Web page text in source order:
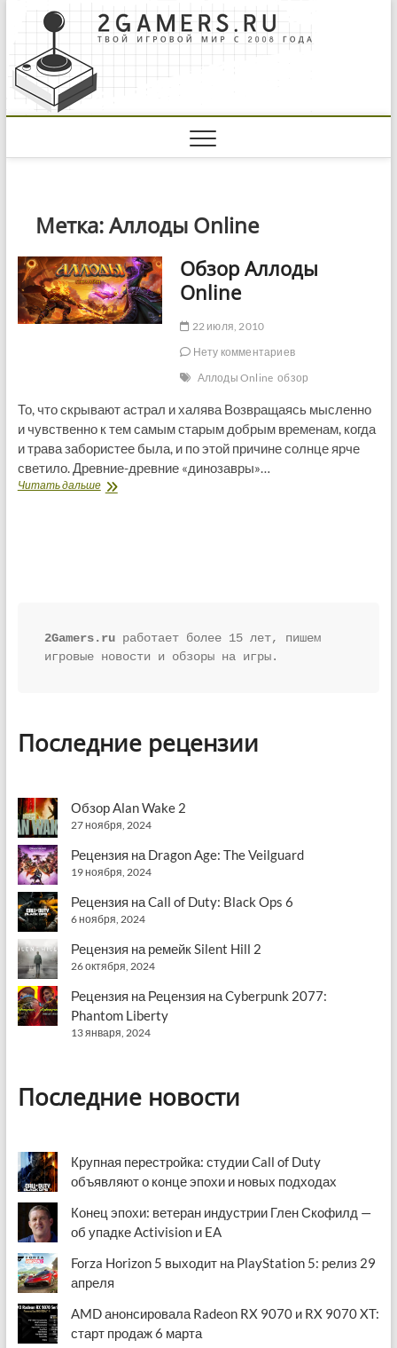
content
Метка:Аллоды Online
Обзор Аллоды
Online
22 июля, 2010
Нету комментариев
Аллоды Online обзор
То, что скрывают астрал и халява Возвращаясь мысленно
и чувственно к тем самым старым добрым временам, когда
и трава забористее была, и по этой причине солнце ярче
светило. Древние-древние «динозавры»…
Читать дальшеОбзор
2Gamers.ru работает более 15 лет, пишем
игровые новости и обзоры на игры.
Последние рецензии
Обзор Alan Wake 2
27 ноября, 2024
Рецензия на Dragon Age: The Veilguard
19 ноября, 2024
Рецензия на Call of Duty: Black Ops 6
6 ноября, 2024
Рецензия на ремейк Silent Hill 2
26 октября, 2024
Рецензия на Рецензия на Cyberpunk 2077:
Phantom Liberty
13 января, 2024
Последние новости
Крупная перестройка: студии Call of Duty
объявляют о конце эпохи и новых подходах
Конец эпохи: ветеран индустрии Глен Скофилд —
об упадке Activision и EA
Forza Horizon 5 выходит на PlayStation 5: релиз 29
апреля
AMD анонсировала Radeon RX 9070 и RX 9070 XT:
старт продаж 6 марта